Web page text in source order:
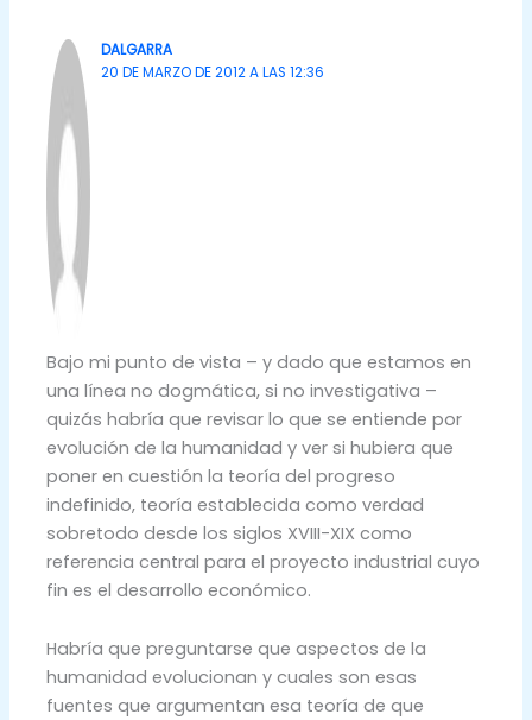
DALGARRA
20 DE MARZO DE 2012 A LAS 12:36
Bajo mi punto de vista – y dado que estamos en
una línea no dogmática, si no investigativa –
quizás habría que revisar lo que se entiende por
evolución de la humanidad y ver si hubiera que
poner en cuestión la teoría del progreso
indefinido, teoría establecida como verdad
sobretodo desde los siglos XVIII-XIX como
referencia central para el proyecto industrial cuyo
fin es el desarrollo económico.
Habría que preguntarse que aspectos de la
humanidad evolucionan y cuales son esas
fuentes que argumentan esa teoría de que